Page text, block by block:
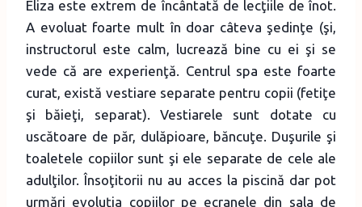
Eliza este extrem de încântată de lecţiile de înot.
A evoluat foarte mult în doar câteva şedinţe (şi,
instructorul este calm, lucrează bine cu ei şi se
vede că are experienţă. Centrul spa este foarte
curat, există vestiare separate pentru copii (fetiţe
şi băieţi, separat). Vestiarele sunt dotate cu
uscătoare de păr, dulăpioare, băncuţe. Duşurile şi
toaletele copiilor sunt şi ele separate de cele ale
adulţilor. Însoţitorii nu au acces la piscină dar pot
urmări evoluţia copiilor pe ecranele din sala de